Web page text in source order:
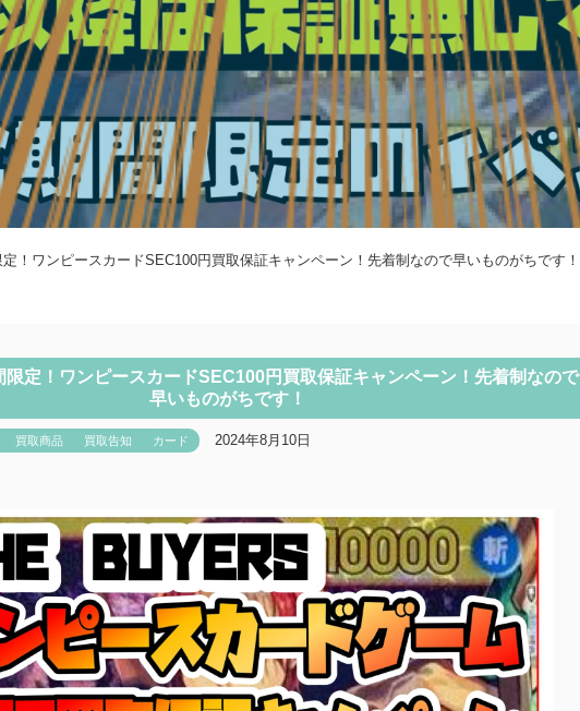
！ワンピースカードSEC100円買取保証キャンペーン！先着制なので早いものがちです！
限定！ワンピースカードSEC100円買取保証キャンペーン！先着制なので
早いものがちです！
買取商品 買取告知 カード 2024年8月10日